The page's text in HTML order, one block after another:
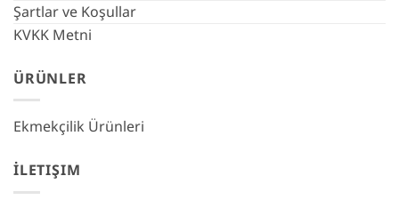
Şartlar ve Koşullar
KVKK Metni
ÜRÜNLER
Ekmekçilik Ürünleri
İLETIŞIM